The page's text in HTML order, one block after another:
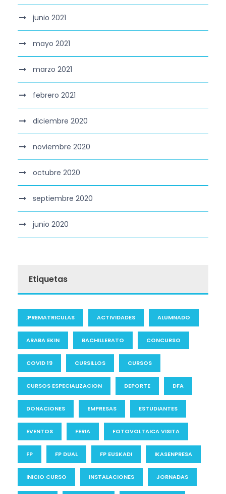
junio 2021
mayo 2021
marzo 2021
febrero 2021
diciembre 2020
noviembre 2020
octubre 2020
septiembre 2020
junio 2020
Etiquetas
;PREMATRICULAS ACTIVIDADES ALUMNADO
ARABA EKIN BACHILLERATO CONCURSO
COVID 19 CURSILLOS CURSOS
CURSOS ESPECIALIZACION DEPORTE DFA
DONACIONES EMPRESAS ESTUDIANTES
EVENTOS FERIA FOTOVOLTAICA VISITA
FP FP DUAL FP EUSKADI IKASENPRESA
INICIO CURSO INSTALACIONES JORNADAS